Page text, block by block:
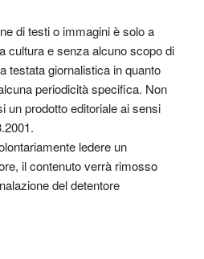
di testi o immagini è solo a
cultura e senza alcuno scopo di
testata giornalistica in quanto
periodicità specifica. Non
un prodotto editoriale ai sensi
ledere un
il contenuto verrà rimosso
del detentore